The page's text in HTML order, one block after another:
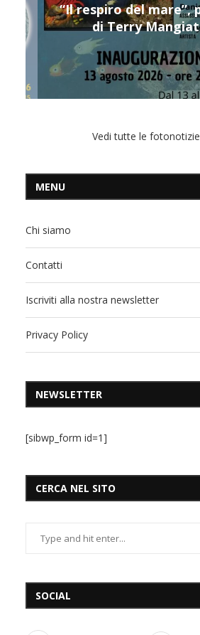
“Il respiro del mare”,
di Terry
Vedi tutte le fotonotizie
MENU
Chi siamo
Contatti
Iscriviti alla nostra newsletter
Privacy Policy
NEWSLETTER
[sibwp_form id=1]
CERCA NEL SITO
SOCIAL